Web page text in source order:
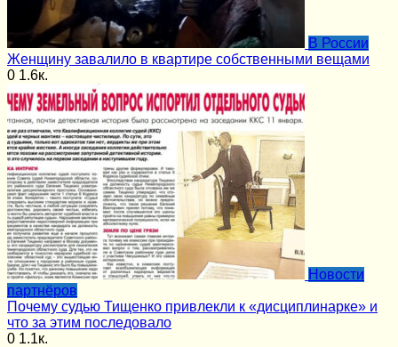
В России
Женщину завалило в квартире собственными вещами
0 1.6к.
Новости
партнёров
Почему судью Тищенко привлекли к «дисциплинарке» и
что за этим последовало
0 1.1к.